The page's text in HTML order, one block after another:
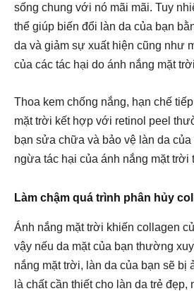
sống chung với nó mãi mãi. Tuy
thể giúp biến đổi làn da của bạn
da và giảm sự xuất hiện cũng như
của các tác hại do ánh nắng mặt
Thoa kem chống nắng, hạn chế
mặt trời kết hợp với retinol peel
bạn sửa chữa và bảo vệ làn da
ngừa tác hại của ánh nắng mặt trời
Làm chậm quá trình phân hủy
Ánh nắng mặt trời khiến collagen
vậy nếu da mặt của bạn thường
nắng mặt trời, làn da của bạn sẽ bị
là chất cần thiết cho làn da trẻ